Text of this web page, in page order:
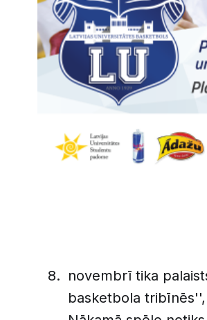
novembrī tika
basketbola